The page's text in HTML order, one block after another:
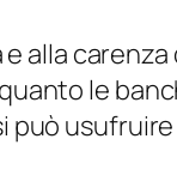
alla
le
può